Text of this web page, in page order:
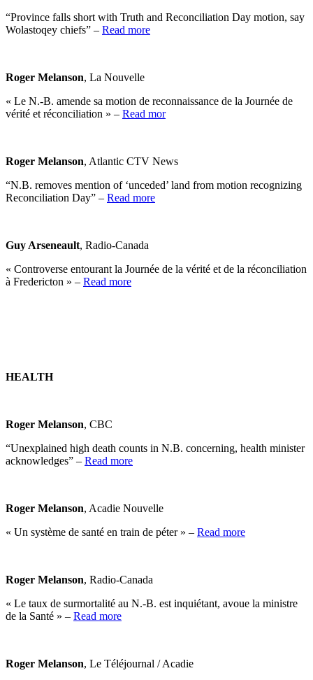
“Province falls short with Truth and Reconciliation Day motion, say
Wolastoqey chiefs” – Read more
Roger Melanson, La Nouvelle
« Le N.-B. amende sa motion de reconnaissance de la Journée de
vérité et réconciliation » – Read mor
Roger Melanson, Atlantic CTV News
“N.B. removes mention of ‘unceded’ land from motion recognizing
Reconciliation Day” – Read more
Guy Arseneault, Radio-Canada
« Controverse entourant la Journée de la vérité et de la réconciliation
à Fredericton » – Read more
HEALTH
Roger Melanson, CBC
“Unexplained high death counts in N.B. concerning, health minister
acknowledges” – Read more
Roger Melanson, Acadie Nouvelle
« Un système de santé en train de péter » – Read more
Roger Melanson, Radio-Canada
« Le taux de surmortalité au N.-B. est inquiétant, avoue la ministre
de la Santé » – Read more
Roger Melanson, Le Téléjournal / Acadie